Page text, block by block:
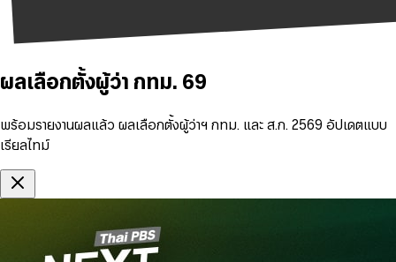
ผลเลือกตั้งผู้ว่า กทม. 69
พร้อมรายงานผลแล้ว ผลเลือกตั้งผู้ว่าฯ กทม. และ ส.ก. 2569 อัปเดตแบบ
เรียลไทม์